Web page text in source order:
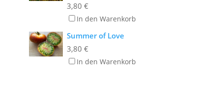
3,80 €
In den Warenkorb
Summer of Love
3,80 €
In den Warenkorb